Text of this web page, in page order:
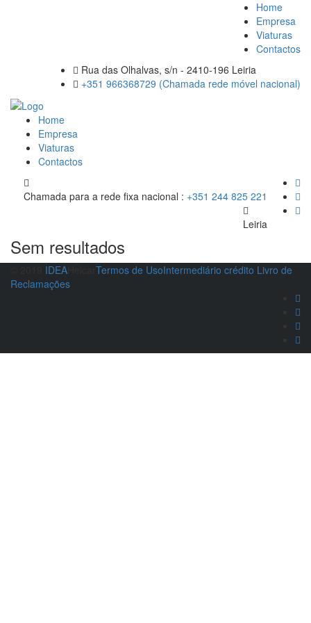
Home
Empresa
Viaturas
Contactos
Rua das Olhalvas, s/n - 2410-196 Leiria
+351 966368729 (Chamada rede móvel nacional)
Home
Empresa
Viaturas
Contactos
Chamada para a rede fixa nacional : +351 244 825 221
Leiria
Sem resultados
IDEA Termos de UsoIntermediário crédito Livro de
Reclamações